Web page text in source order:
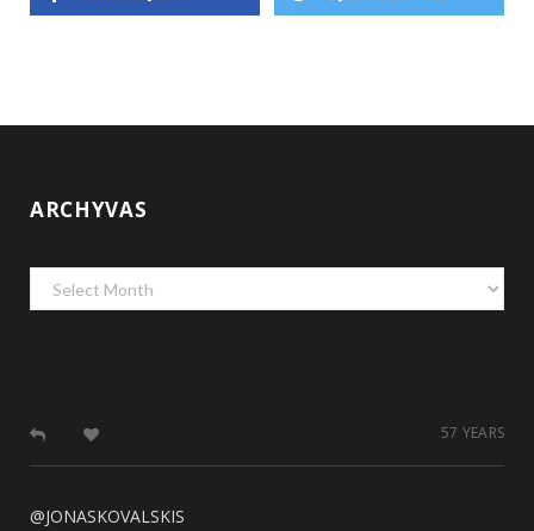
ARCHYVAS
Archyvas
57 YEARS
@JONASKOVALSKIS